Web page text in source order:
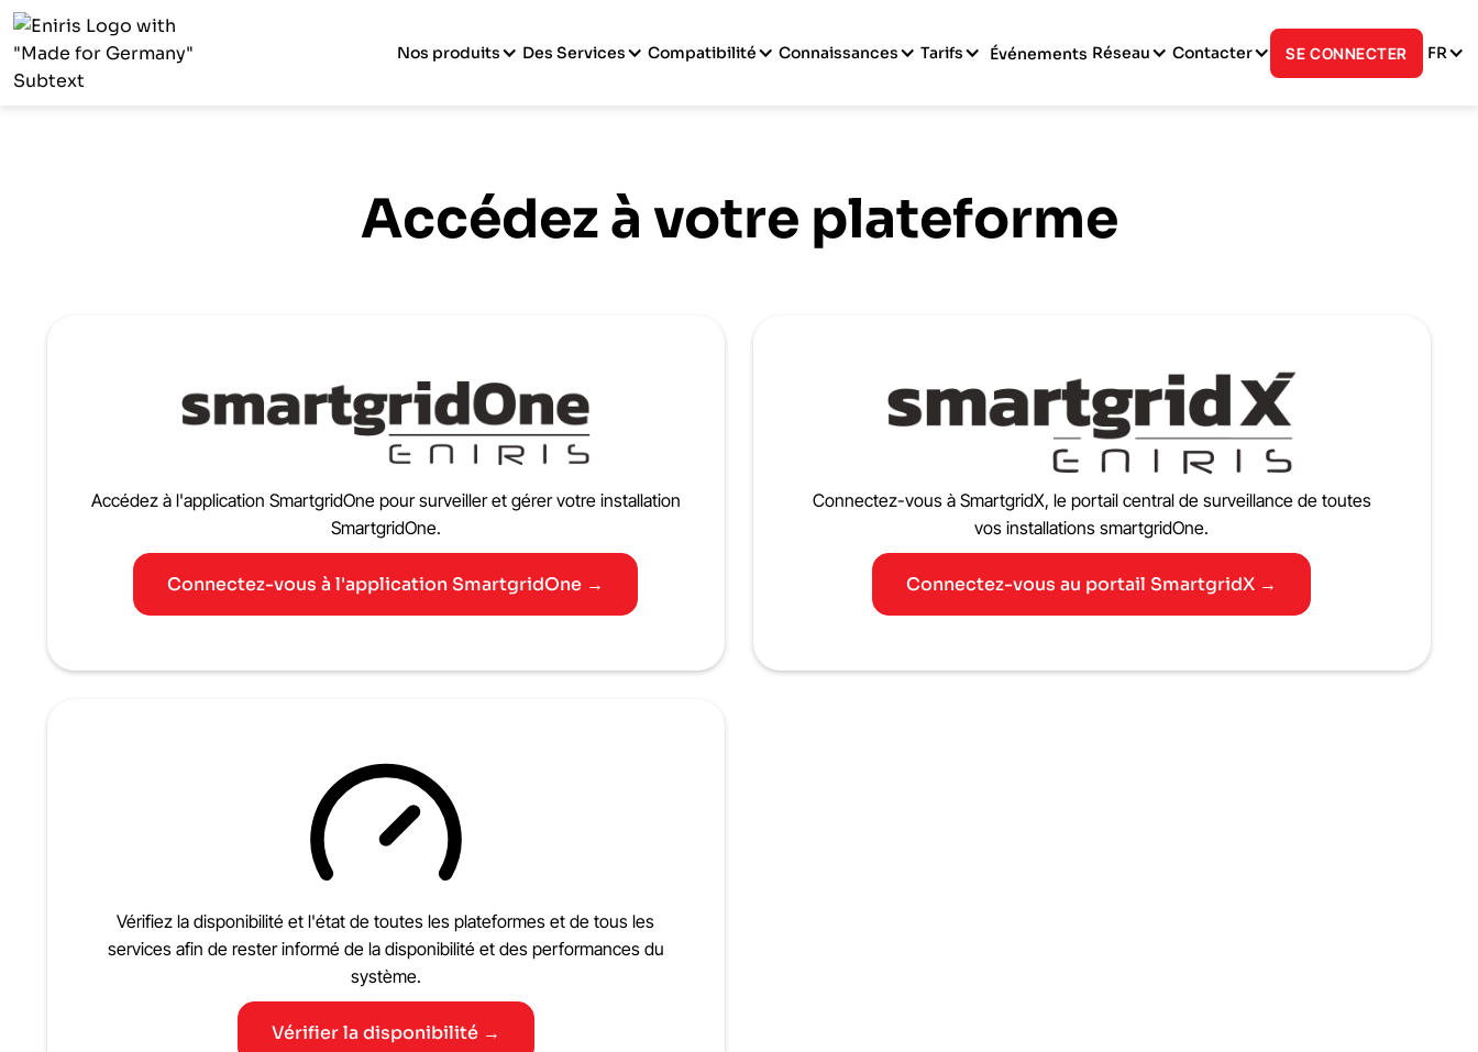
Nos produits Des Services Compatibilité Connaissances Tarifs Événements Réseau Contacter SE CONNECTER FR
Accédez à votre plateforme
Accédez à l'application SmartgridOne pour surveiller et gérer votre installation
SmartgridOne.
Connectez-vous à l'application SmartgridOne →
Connectez-vous à SmartgridX, le portail central de surveillance de toutes
vos installations smartgridOne.
Connectez-vous au portail SmartgridX →
Vérifiez la disponibilité et l'état de toutes les plateformes et de tous les
services afin de rester informé de la disponibilité et des performances du
système.
Vérifier la disponibilité →